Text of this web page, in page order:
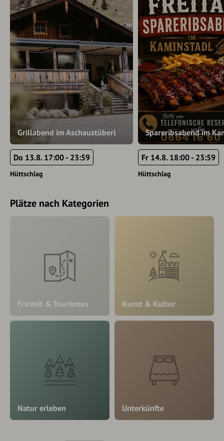
Grillabend im Aschaustüberl
Do 13.8. 17:00 - 23:59
Hüttschlag
Spareribsabend im
Fr 14.8. 18:00 - 23:59
Hüttschlag
Plätze nach Kategorien
Freizeit & Tourismus Kunst & Kultur
Natur erleben Unterkünfte